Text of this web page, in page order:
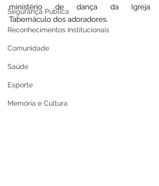
Segurança Pública
Reconhecimentos Institucionais
Comunidade
Saúde
Esporte
Memória e Cultura
ministério de dança da Igreja
Tabernáculo dos adoradores.